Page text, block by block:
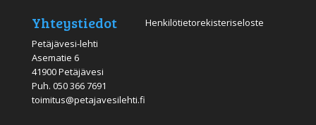
Yhteystiedot
Petäjävesi-lehti
Asematie 6
41900 Petäjävesi
Puh. 050 366 7691
toimitus@petajavesilehti.fi
Henkilötietorekisteriseloste